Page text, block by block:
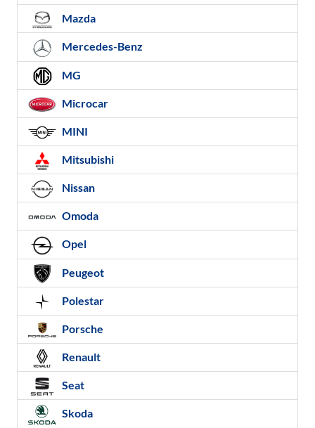
Mazda
Mercedes-Benz
MG
Microcar
MINI
Mitsubishi
Nissan
Omoda
Opel
Peugeot
Polestar
Porsche
Renault
Seat
Skoda